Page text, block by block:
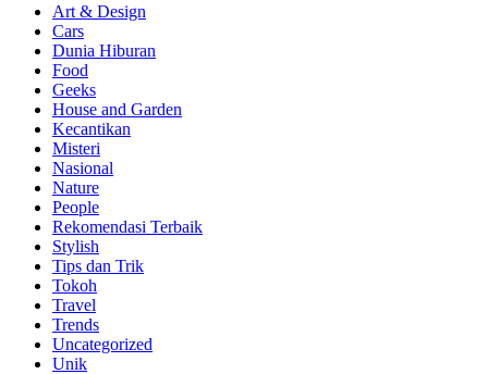
Art & Design
Cars
Dunia Hiburan
Food
Geeks
House and Garden
Kecantikan
Misteri
Nasional
Nature
People
Rekomendasi Terbaik
Stylish
Tips dan Trik
Tokoh
Travel
Trends
Uncategorized
Unik